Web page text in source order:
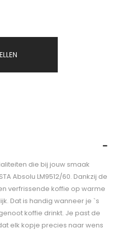
die bij jouw smaak
Absolu LM9512/60. Dankzij de
verfrissende koffie op warme
Dat is handig wanneer je `s
koffie drinkt. Je past de
elk kopje precies naar wens